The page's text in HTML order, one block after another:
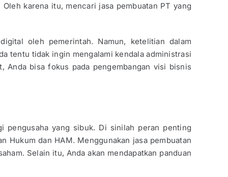
karena itu, mencari jasa pembuatan PT yang
oleh pemerintah. Namun, ketelitian dalam
tentu tidak ingin mengalami kendala administrasi
Anda bisa fokus pada pengembangan visi bisnis
pengusaha yang sibuk. Di sinilah peran penting
Hukum dan HAM. Menggunakan jasa pembuatan
Selain itu, Anda akan mendapatkan panduan